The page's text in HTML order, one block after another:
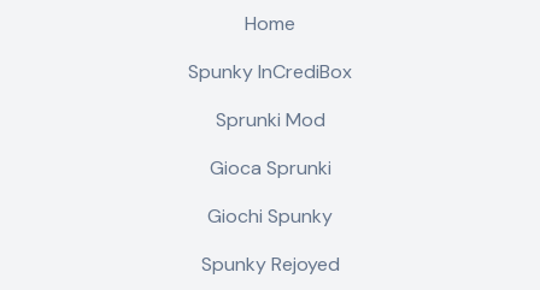
Home
Spunky InCrediBox
Sprunki Mod
Gioca Sprunki
Giochi Spunky
Spunky Rejoyed